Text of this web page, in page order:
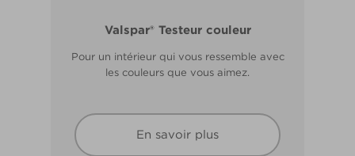
Valspar® Testeur couleur
Pour un intérieur qui vous ressemble avec
les couleurs que vous aimez.
En savoir plus
Valspar® Pro Extérieur Boiseries et
Résiste aux fissures et à l’écaillage. Résiste